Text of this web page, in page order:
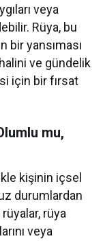
veya
Rüya, bu
bir yansıması
ve gündelik
için bir fırsat
mu,
kişinin içsel
durumlardan
rüya
veya